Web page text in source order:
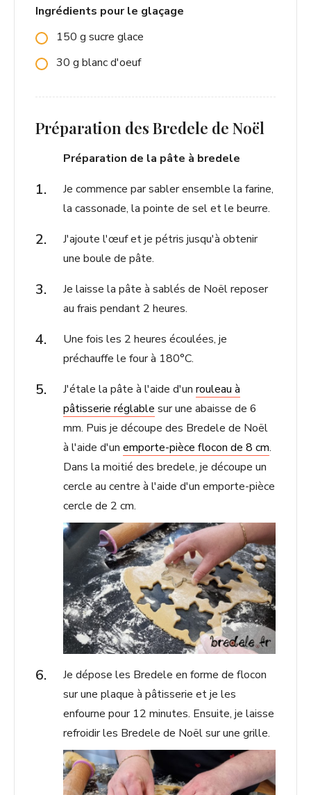
Ingrédients pour le glaçage
150 g sucre glace
30 g blanc d'oeuf
Préparation des Bredele de Noël
Préparation de la pâte à bredele
Je commence par sabler ensemble la farine,
la cassonade, la pointe de sel et le beurre.
J'ajoute l'œuf et je pétris jusqu'à obtenir
une boule de pâte.
Je laisse la pâte à sablés de Noël reposer
au frais pendant 2 heures.
Une fois les 2 heures écoulées, je
préchauffe le four à 180°C.
J'étale la pâte à l'aide d'un rouleau à
pâtisserie réglable sur une abaisse de 6
mm. Puis je découpe des Bredele de Noël
à l'aide d'un emporte-pièce flocon de 8 cm.
Dans la moitié des bredele, je découpe un
cercle au centre à l'aide d'un emporte-pièce
cercle de 2 cm.
Je dépose les Bredele en forme de flocon
sur une plaque à pâtisserie et je les
enfourne pour 12 minutes. Ensuite, je laisse
refroidir les Bredele de Noël sur une grille.